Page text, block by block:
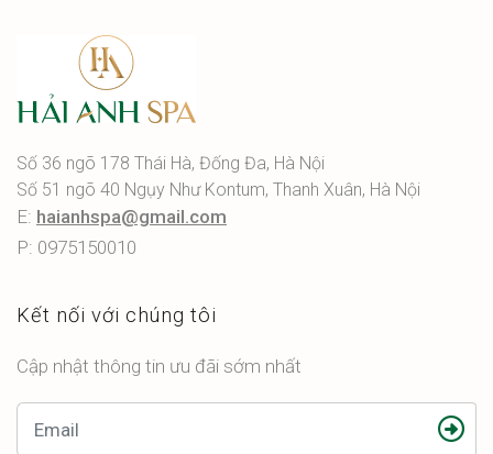
Số 36 ngõ 178 Thái Hà, Đống Đa, Hà Nội
Số 51 ngõ 40 Ngụy Như Kontum, Thanh Xuân, Hà Nội
E: haianhspa@gmail.com
P: 0975150010
Kết nối với chúng tôi
Cập nhật thông tin ưu đãi sớm nhất